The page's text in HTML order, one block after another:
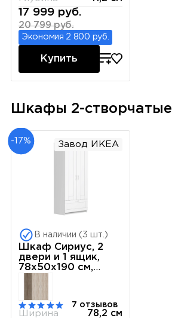
17 999 руб.
20 799 руб.
Экономия 2 800 руб.
Купить
Шкафы 2-створчатые
-17% Завод ИКЕА
В наличии (3 шт.)
Шкаф Сириус, 2
двери и 1 ящик,
78х50х190 см,
белый
7 отзывов
Ширина
78,2 см